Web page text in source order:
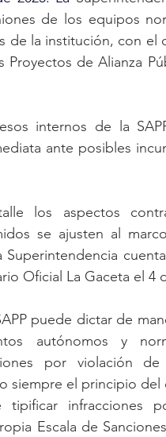
de los equipos
de la institución, con el
de Alianza
ante posibles
se ajusten al
Oficial La Gaceta el 4
autónomos y
por violación de
siempre el principio
infracciones
Escala de